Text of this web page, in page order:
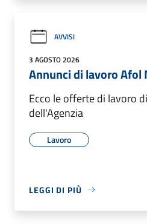
AVVISI
3 AGOSTO 2026
Annunci di lavoro
Ecco le offerte di lavoro
dell'Agenzia
Lavoro
LEGGI DI PIÙ